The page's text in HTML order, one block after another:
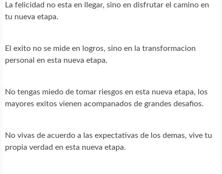
La felicidad no esta en llegar, sino en disfrutar el camino en
tu nueva etapa.
El exito no se mide en logros, sino en la transformacion
personal en esta nueva etapa.
No tengas miedo de tomar riesgos en esta nueva etapa, los
mayores exitos vienen acompanados de grandes desafios.
No vivas de acuerdo a las expectativas de los demas, vive tu
propia verdad en esta nueva etapa.